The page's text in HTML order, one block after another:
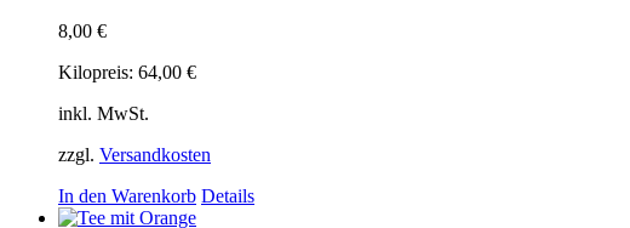
8,00 €
Kilopreis: 64,00 €
inkl. MwSt.
zzgl. Versandkosten
In den Warenkorb Details